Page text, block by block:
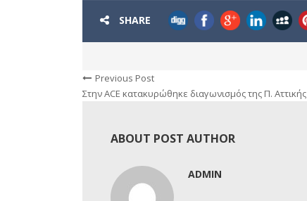
SHARE
Previous Post
Στην ACE κατακυρώθηκε διαγωνισμός της Π. Αττικής
ABOUT POST AUTHOR
ADMIN